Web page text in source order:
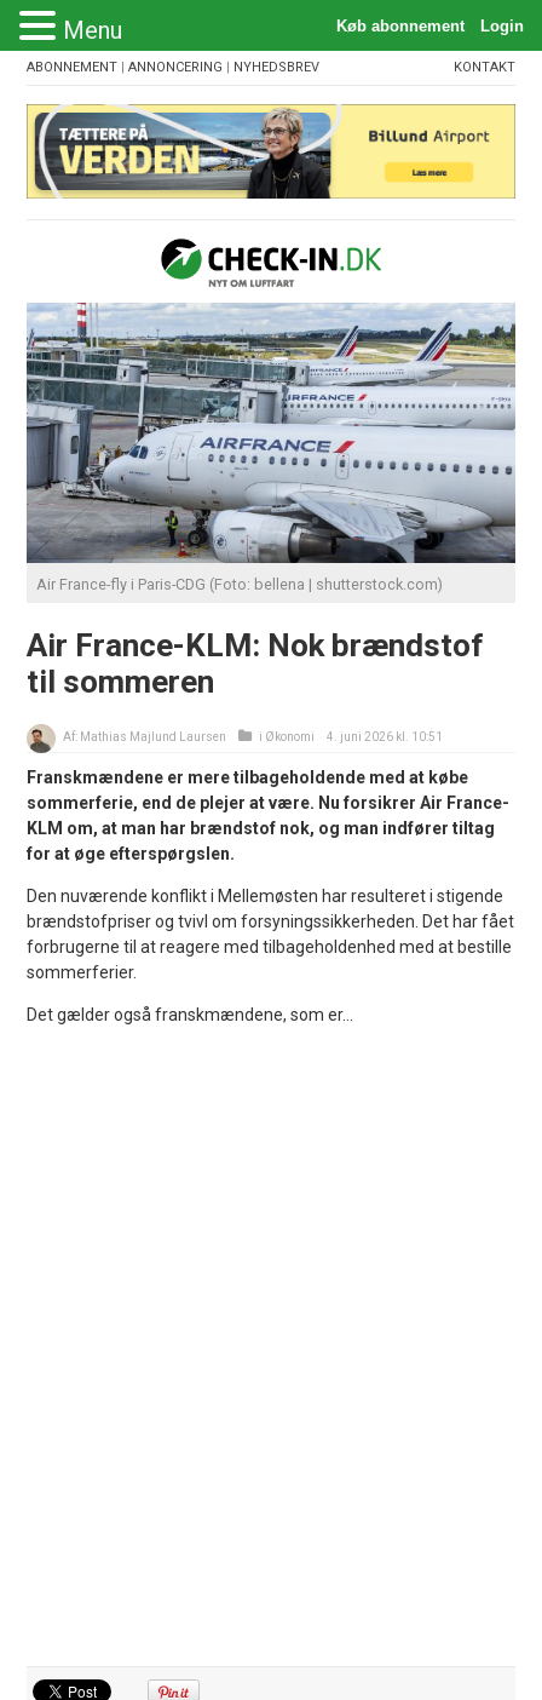
ABONNEMENT |ANNONCERING | NYHEDSBREV KONTAKT
Air France-fly i Paris-CDG (Foto: bellena | shutterstock.com)
Air France-KLM: Nok brændstof
til sommeren
Af: Mathias Majlund Laursen i Økonomi 4. juni 2026 kl. 10:51
Franskmændene er mere tilbageholdende med at købe
sommerferie, end de plejer at være. Nu forsikrer Air France-
KLM om, at man har brændstof nok, og man indfører tiltag
for at øge efterspørgslen.
Den nuværende konflikt i Mellemøsten har resulteret i stigende
brændstofpriser og tvivl om forsyningssikkerheden. Det har fået
forbrugerne til at reagere med tilbageholdenhed med at bestille
sommerferier.
Det gælder også franskmændene, som er...
Menu